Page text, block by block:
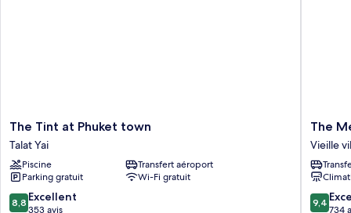
The
Tint
at
Phuket
town
Talat
Yai
The Tint at Phuket town
Talat Yai
Piscine
Transfert aéroport
Parking gratuit
Wi-Fi gratuit
8.8
sur
8,8 Excellent
353 avis
The
Memory
at
On
On
Hotel
Vieille
The
Vieille
9.4
sur
9,4
734